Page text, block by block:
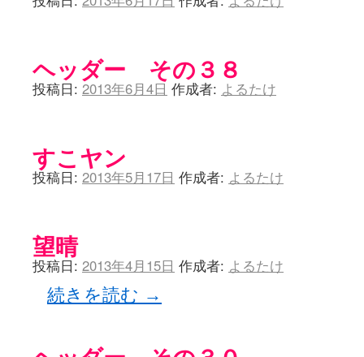
ヘッダー その３８
投稿日: 2013年6月4日 作成者: よるたけ
すこヤン
投稿日: 2013年5月17日 作成者: よるたけ
望晴
投稿日: 2013年4月15日 作成者: よるたけ
続きを読む →